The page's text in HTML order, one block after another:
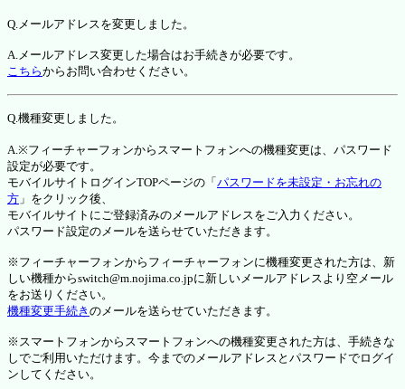
Q.メールアドレスを変更しました。
A.メールアドレス変更した場合はお手続きが必要です。
こちらからお問い合わせください。
Q.機種変更しました。
A.※フィーチャーフォンからスマートフォンへの機種変更は、パスワード
設定が必要です。
モバイルサイトログインTOPページの「 パスワードを未設定・お忘れの
方 」をクリック後、
モバイルサイトにご登録済みのメールアドレスをご入力ください。
パスワード設定のメールを送らせていただきます。
※フィーチャーフォンからフィーチャーフォンに機種変更された方は、新
しい機種からswitch@m.nojima.co.jpに新しいメールアドレスより空メール
をお送りください。
機種変更手続き のメールを送らせていただきます。
※スマートフォンからスマートフォンへの機種変更された方は、手続きな
しでご利用いただけます。今までのメールアドレスとパスワードでログイ
ンしてください。